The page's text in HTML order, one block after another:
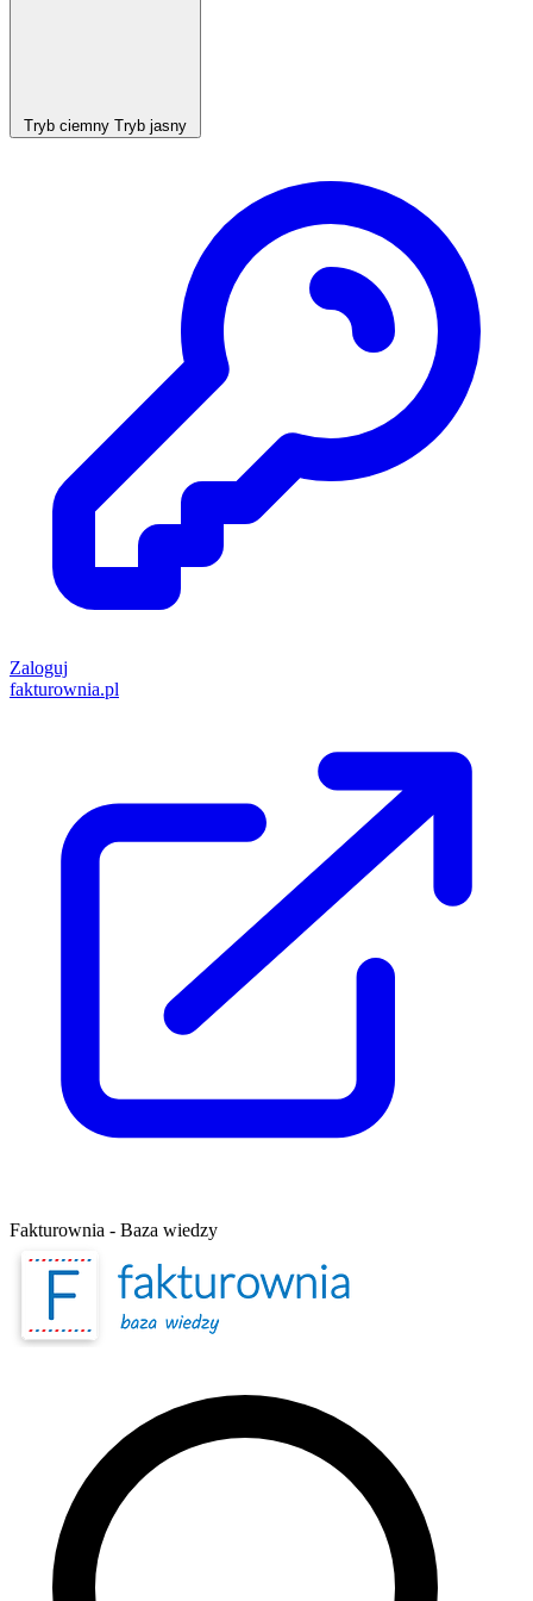
Tryb ciemny Tryb jasny
Zaloguj
fakturownia.pl
Fakturownia - Baza wiedzy